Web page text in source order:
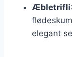
Æbletrifli
elegant